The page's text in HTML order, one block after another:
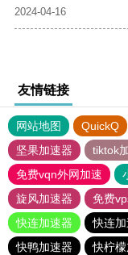
2024-04-16
友情链接
网站地图 QuickQ
坚果加速器
tiktok
免费vqn外网加速
旋风加速器
免费
快连加速器
快连
快鸭加速器
快柠